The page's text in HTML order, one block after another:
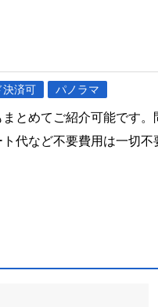
決済可 パノラマ
とめてご紹介可能です
代など不要費用は一切